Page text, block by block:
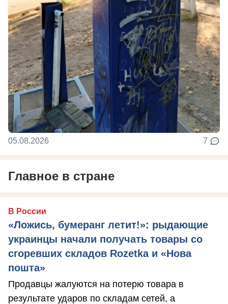
05.08.2026 7
Главное в стране
В России
«Ложись, бумеранг летит!»: рыдающие
украинцы начали получать товары со
сгоревших складов Rozetka и «Нова
пошта»
Продавцы жалуются на потерю товара в
результате ударов по складам сетей, а